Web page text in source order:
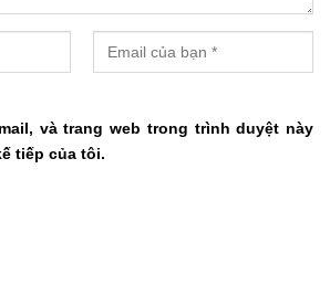
và trang web trong trình duyệt này
tiếp của tôi.